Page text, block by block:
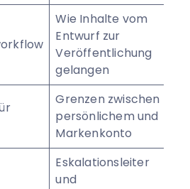
Wie Inhalte vom
Entwurf zur
Veröffentlichung
gelangen
Grenzen zwischen
persönlichem und
Markenkonto
Eskalationsleiter
und